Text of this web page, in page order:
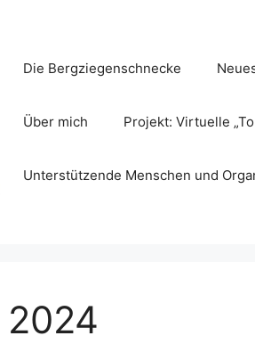
Die Bergziegenschnecke
Über mich Projekt: Virtuelle
Unterstützende Menschen und